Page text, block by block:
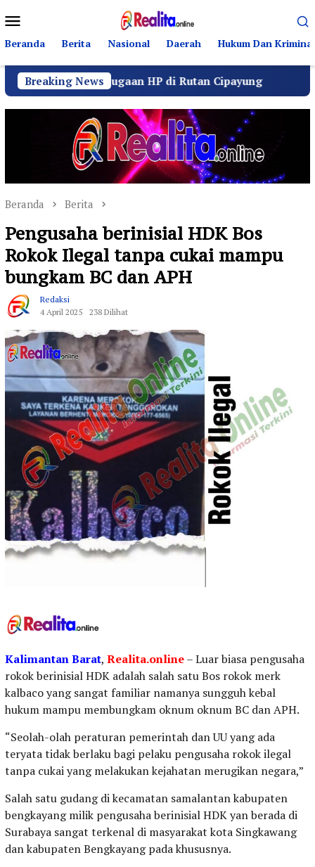
ke
kontenMobile
Beranda Berita Nasional Daerah Hukum Dan Kriminal
Breaking News
Dugaan HP di Rutan Cipayung Operasi
Beranda Berita
Pengusaha berinisial HDK Bos
Rokok Ilegal tanpa cukai mampu
bungkam BC dan APH
Redaksi
4 April 2025
238 Dilihat
Kalimantan Barat, Realita.online– Luar biasa pengusaha
rokok berinisial HDK adalah salah satu Bos rokok merk
kalbaco yang sangat familiar namanya sungguh kebal
hukum mampu membungkam oknum oknum BC dan APH.
“Seolah-olah peraturan pemerintah dan UU yang ada
teryata tidak berlaku bagi pelaku pengusaha rokok ilegal
tanpa cukai yang melakukan kejahatan merugikan negara,”
Salah satu gudang di kecamatan samalantan kabupaten
bengkayang milik pengusaha berinisial HDK yan berada di
Surabaya sangat terkenal di masyarakat kota Singkawang
dan kabupaten Bengkayang pada khususnya.